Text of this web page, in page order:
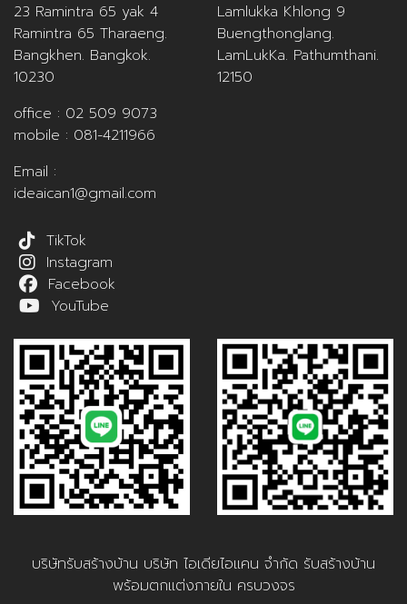
23 Ramintra 65 yak 4
Ramintra 65 Tharaeng.
Bangkhen. Bangkok.
10230
office : 02 509 9073
mobile : 081-4211966
Email :
ideaican1@gmail.com
Lamlukka Khlong 9
Buengthonglang.
LamLukKa. Pathumthani.
12150
TikTok
Instagram
Facebook
YouTube
บริษัทรับสร้างบ้าน บริษัท ไอเดียไอแคน จำกัด รับสร้างบ้าน
พร้อมตกแต่งภายใน ครบวงจร